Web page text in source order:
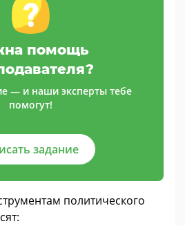
помощь
— и наши эксперты тебе
помогут!
задание
политического